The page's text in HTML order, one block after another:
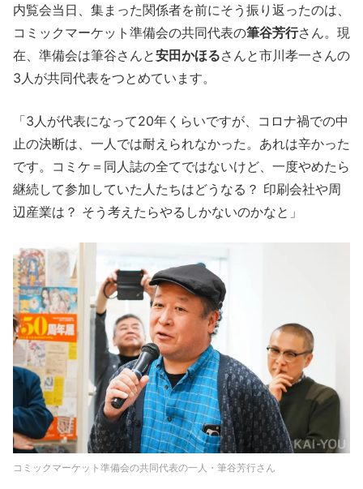
内覧会当日、集まった関係者を前にそう振り返ったのは、
コミックマーケット準備会の共同代表の筆谷芳行さん。現
在、準備会は筆谷さんと安田かほるさんと市川孝一さんの
3人が共同代表をつとめています。
「3人が代表になって20年くらいですが、コロナ禍での中
止の決断は、一人では耐えられなかった。あれは辛かった
です。コミケ＝同人誌の全てではないけど、一度やめたら
継続して参加していた人たちはどうなる？ 印刷会社や周
辺産業は？ そう考えたらやるしかないのかなと」
コミックマーケット準備会の共同代表の一人・筆谷芳行さん